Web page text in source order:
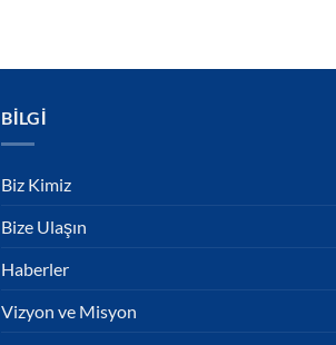
BILGI
Biz Kimiz
Bize Ulaşın
Haberler
Vizyon ve Misyon